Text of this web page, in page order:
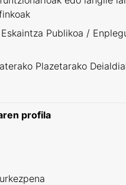
Publikoa /
Plazetarako
profila